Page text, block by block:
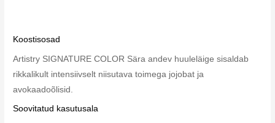
Koostisosad
Artistry SIGNATURE COLOR Sära andev huuleläige sisaldab
rikkalikult intensiivselt niisutava toimega jojobat ja
avokaadoõlisid.
Soovitatud kasutusala